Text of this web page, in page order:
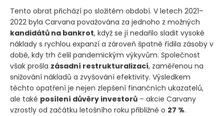
Tento obrat přichází po složitém období. V letech 2021–
2022 byla Carvana považována za jednoho z možných
kandidátů na bankrot, když se jí nedařilo sladit vysoké
náklady s rychlou expanzí a zároveň špatně řídila zásoby v
době, kdy trh čelil pandemickým výkyvům. Společnost
však prošla zásadní restrukturalizací, zaměřenou na
snižování nákladů a zvyšování efektivity. Výsledkem
těchto opatření je nejen zlepšení finančních ukazatelů,
ale také posílení důvěry investorů – akcie Carvany
vzrostly od začátku letošního roku přibližně o 27 %.